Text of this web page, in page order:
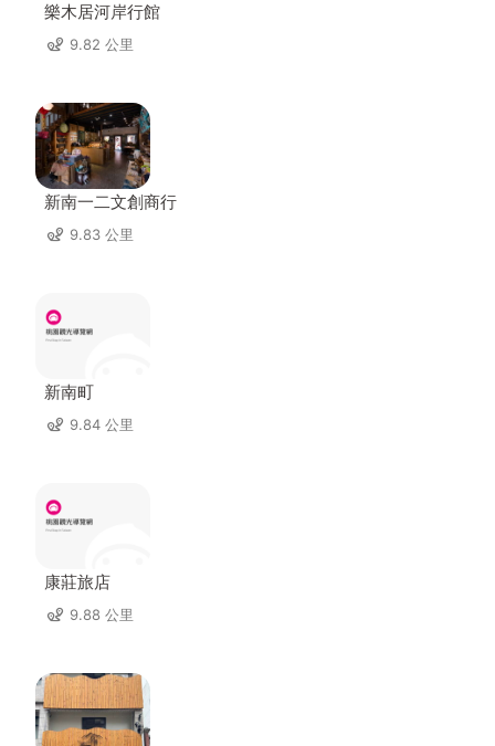
樂木居河岸行館
9.82 公里
新南一二文創商行
9.83 公里
新南町
9.84 公里
康莊旅店
9.88 公里